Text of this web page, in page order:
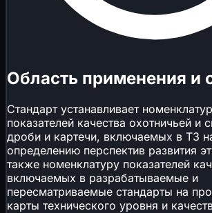
Область применения и
Стандарт устанавливает
показателей качества охотничьей и
дроби и картечи, включаемых в ТЗ
определению перспектив развития
также номенклатуру показателей
включаемых в разрабатываемые и
пересматриваемые стандарты на
карты технического уровня и